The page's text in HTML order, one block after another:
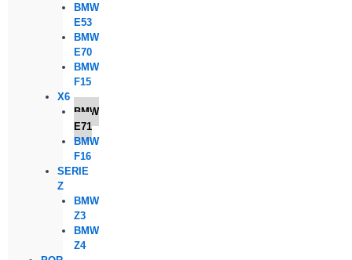
BMW
E53
BMW
E70
BMW
F15
X6
BMW
E71
BMW
F16
SERIE
Z
BMW
Z3
BMW
Z4